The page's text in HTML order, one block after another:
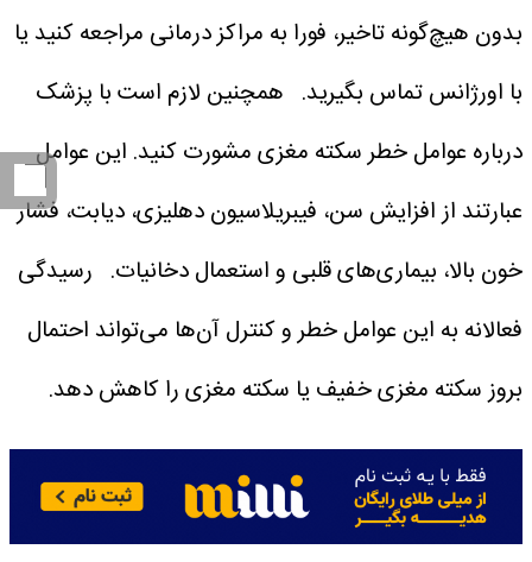
بدون هیچ‌گونه تاخیر، فورا به مراکز درمانی مراجعه کنید یا
با اورژانس تماس بگیرید. همچنین لازم است با پزشک
درباره عوامل خطر سکته مغزی مشورت کنید. این عوامل
عبارتند از افزایش سن، فیبریلاسیون دهلیزی، دیابت، فشار
خون بالا، بیماری‌های قلبی و استعمال دخانیات. رسیدگی
فعالانه به این عوامل خطر و کنترل آن‌ها می‌تواند احتمال
بروز سکته مغزی خفیف یا سکته مغزی را کاهش دهد.